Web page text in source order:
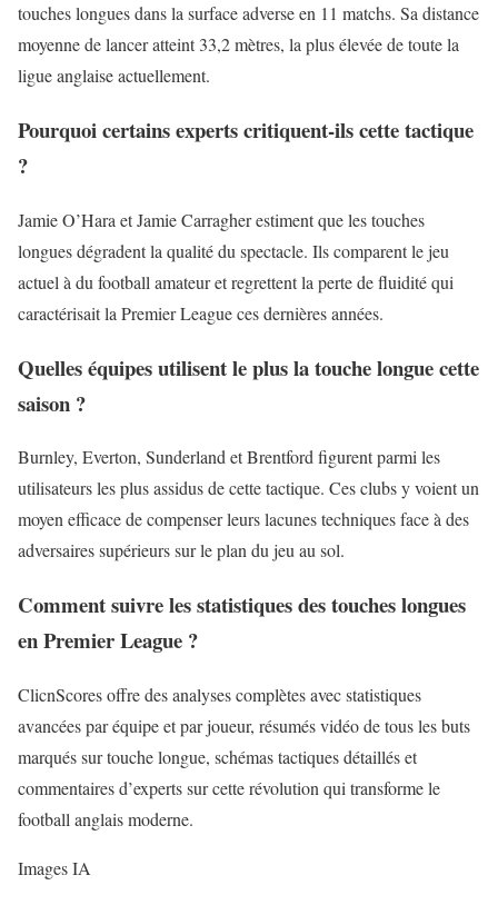
touches longues dans la surface adverse en 11 matchs. Sa distance
moyenne de lancer atteint 33,2 mètres, la plus élevée de toute la
ligue anglaise actuellement.
Pourquoi certains experts critiquent-ils cette tactique
?
Jamie O’Hara et Jamie Carragher estiment que les touches
longues dégradent la qualité du spectacle. Ils comparent le jeu
actuel à du football amateur et regrettent la perte de fluidité qui
caractérisait la Premier League ces dernières années.
Quelles équipes utilisent le plus la touche longue cette
saison ?
Burnley, Everton, Sunderland et Brentford figurent parmi les
utilisateurs les plus assidus de cette tactique. Ces clubs y voient un
moyen efficace de compenser leurs lacunes techniques face à des
adversaires supérieurs sur le plan du jeu au sol.
Comment suivre les statistiques des touches longues
en Premier League ?
ClicnScores offre des analyses complètes avec statistiques
avancées par équipe et par joueur, résumés vidéo de tous les buts
marqués sur touche longue, schémas tactiques détaillés et
commentaires d’experts sur cette révolution qui transforme le
football anglais moderne.
Images IA